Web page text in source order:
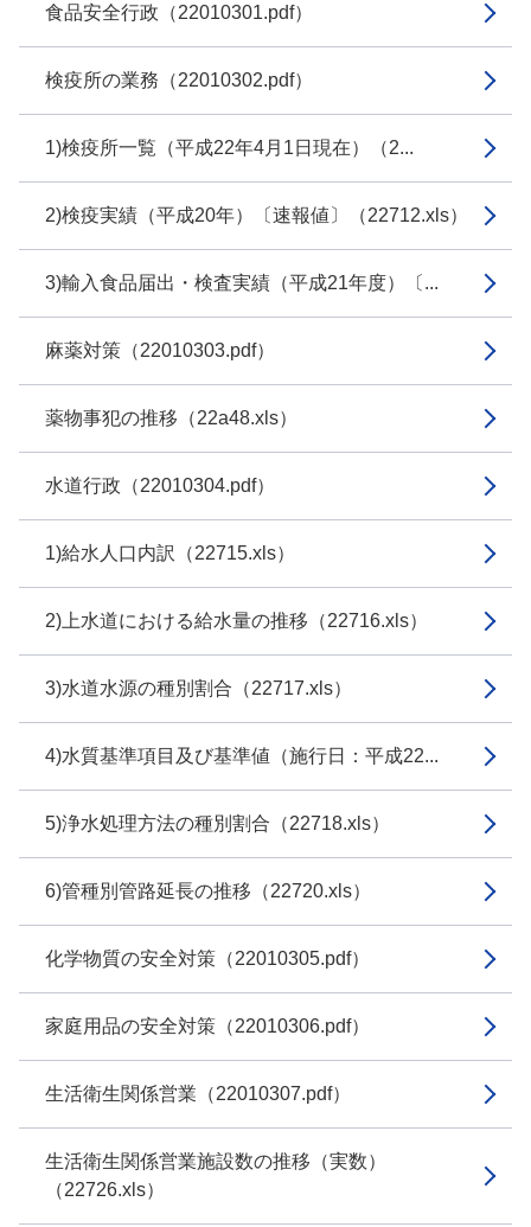
食品安全行政（22010301.pdf）
検疫所の業務（22010302.pdf）
1)検疫所一覧（平成22年4月1日現在）（2...
2)検疫実績（平成20年）〔速報値〕（22712.xls）
3)輸入食品届出・検査実績（平成21年度）〔...
麻薬対策（22010303.pdf）
薬物事犯の推移（22a48.xls）
水道行政（22010304.pdf）
1)給水人口内訳（22715.xls）
2)上水道における給水量の推移（22716.xls）
3)水道水源の種別割合（22717.xls）
4)水質基準項目及び基準値（施行日：平成22...
5)浄水処理方法の種別割合（22718.xls）
6)管種別管路延長の推移（22720.xls）
化学物質の安全対策（22010305.pdf）
家庭用品の安全対策（22010306.pdf）
生活衛生関係営業（22010307.pdf）
生活衛生関係営業施設数の推移（実数）
（22726.xls）